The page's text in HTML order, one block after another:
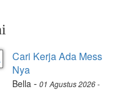
Cari Kerja Ada Mess
Nya
Bella - 01 Agustus 2026 -